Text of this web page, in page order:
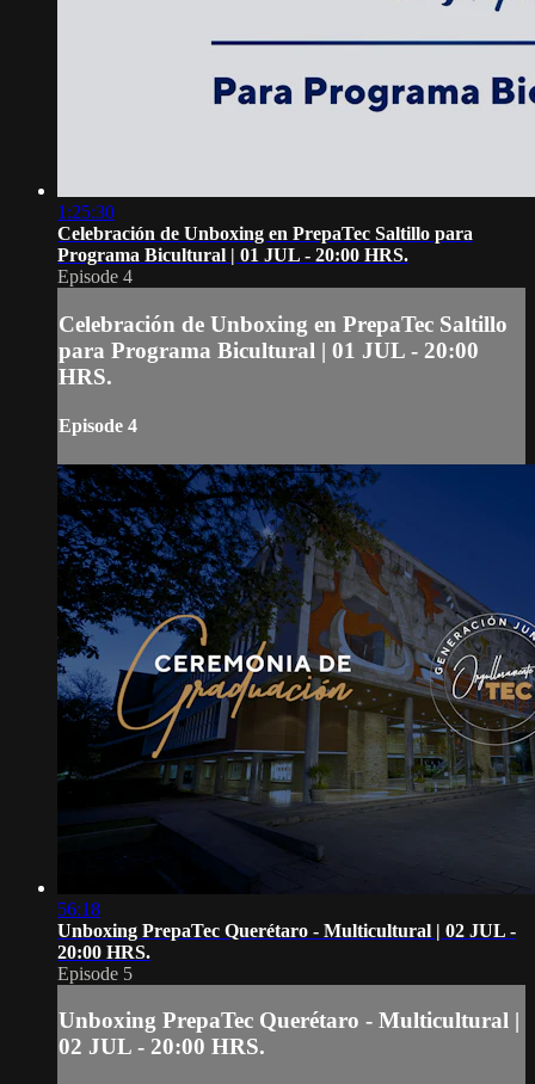
1:25:30
Celebración de Unboxing en PrepaTec Saltillo para
Programa Bicultural | 01 JUL - 20:00 HRS.
Episode 4
Celebración de Unboxing en PrepaTec Saltillo
para Programa Bicultural | 01 JUL - 20:00
HRS.
Episode 4
56:18
Unboxing PrepaTec Querétaro - Multicultural | 02 JUL -
20:00 HRS.
Episode 5
Unboxing PrepaTec Querétaro - Multicultural |
02 JUL - 20:00 HRS.